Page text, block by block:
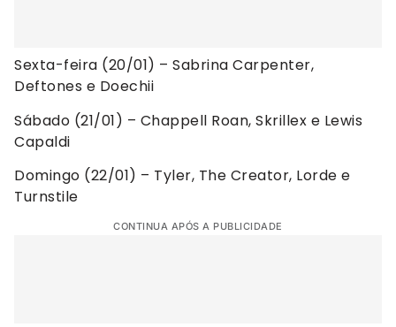
Sexta-feira (20/01) – Sabrina Carpenter,
Deftones e Doechii
Sábado (21/01) – Chappell Roan, Skrillex e Lewis
Capaldi
Domingo (22/01) – Tyler, The Creator, Lorde e
Turnstile
CONTINUA APÓS A PUBLICIDADE